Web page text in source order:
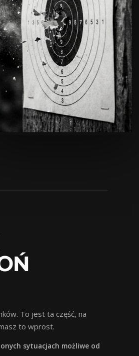
To jest ta część, na
to wprost.
sytuacjach możliwe od